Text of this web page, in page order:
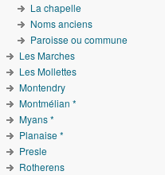
La chapelle
Noms anciens
Paroisse ou commune
Les Marches
Les Mollettes
Montendry
Montmélian *
Myans *
Planaise *
Presle
Rotherens